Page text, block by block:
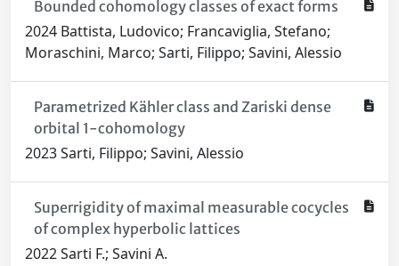
Bounded cohomology classes of exact forms
2024 Battista, Ludovico; Francaviglia, Stefano;
Moraschini, Marco; Sarti, Filippo; Savini, Alessio
Parametrized Kähler class and Zariski dense
orbital 1-cohomology
2023 Sarti, Filippo; Savini, Alessio
Superrigidity of maximal measurable cocycles
of complex hyperbolic lattices
2022 Sarti F.; Savini A.